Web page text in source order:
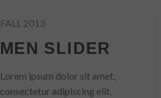
FALL 2013
MEN SLIDER
Lorem ipsum dolor sit amet,
consectetur adipiscing elit.